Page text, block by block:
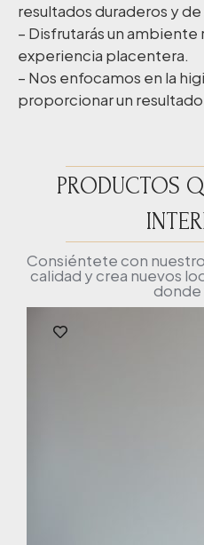
resultados duraderos y
– Disfrutarás un ambiente
experiencia placentera.
– Nos enfocamos en la
proporcionar un
PRODUCTOS
Consiéntete con
calidad y crea nuevos
donde